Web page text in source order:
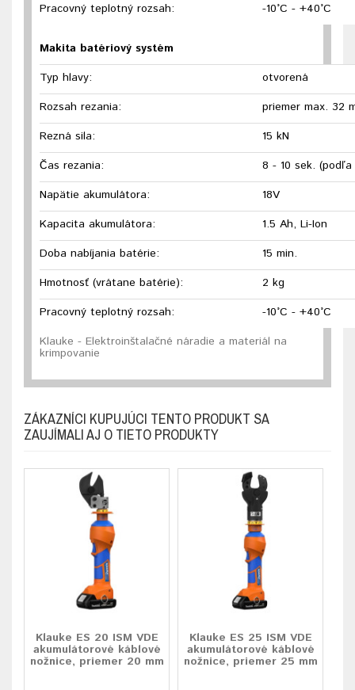
Pracovný teplotný rozsah:
-10°C - +40°C
Makita batériový systém
Typ hlavy:
otvorená
Rozsah rezania:
priemer max. 32
Rezná sila:
15 kN
Čas rezania:
8 - 10 sek.
Napätie akumulátora:
18V
Kapacita akumulátora:
1.5 Ah, Li-Ion
Doba nabíjania batérie:
15 min.
Hmotnosť (vrátane batérie):
2 kg
Pracovný teplotný rozsah:
-10°C - +40°C
Klauke - Elektroinštalačné náradie a materiál na
krimpovanie
ZÁKAZNÍCI KUPUJÚCI TENTO PRODUKT SA
ZAUJÍMALI AJ O TIETO PRODUKTY
Klauke ES 20 ISM VDE
akumulátorové káblové
nožnice, priemer 20 mm
Klauke ES 25 ISM VDE
akumulátorové káblové
nožnice, priemer 25 mm